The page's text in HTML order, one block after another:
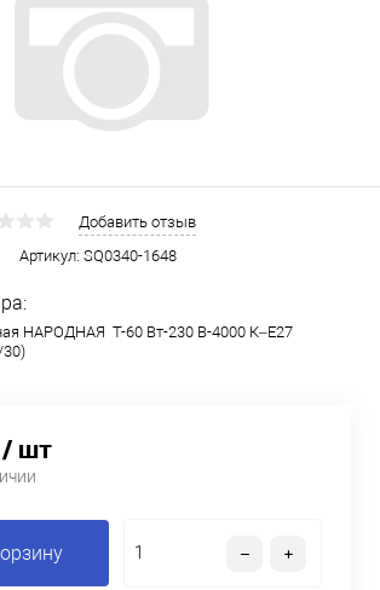
Добавить отзыв
Артикул: SQ0340-1648
НАРОДНАЯ T-60 Вт-230 В-4000 К–E27
/ шт